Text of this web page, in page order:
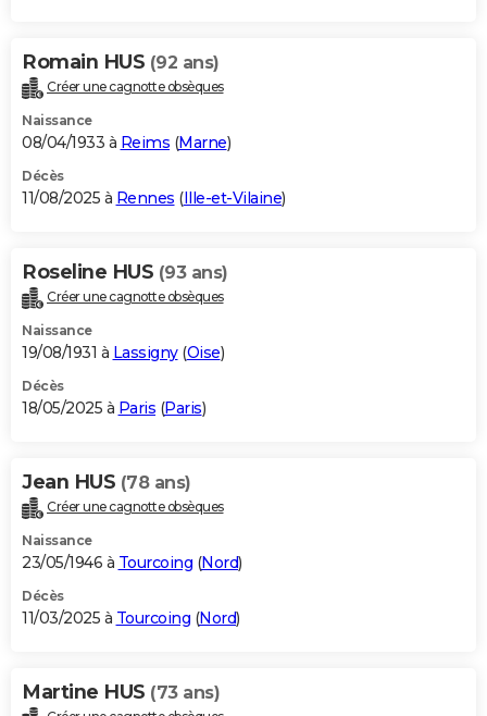
Romain HUS (92 ans)
Créer une cagnotte obsèques
Naissance
08/04/1933 à Reims (Marne)
Décès
11/08/2025 à Rennes (Ille-et-Vilaine)
Roseline HUS (93 ans)
Créer une cagnotte obsèques
Naissance
19/08/1931 à Lassigny(Oise)
Décès
18/05/2025 à Paris (Paris)
Jean HUS (78 ans)
Créer une cagnotte obsèques
Naissance
23/05/1946 à Tourcoing (Nord)
Décès
11/03/2025 à Tourcoing (Nord)
Martine HUS (73 ans)